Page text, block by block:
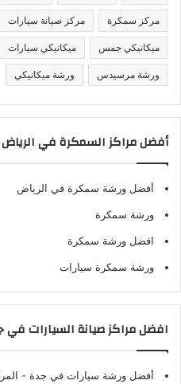
مركز سمكرة مركز صيانة سيارات
ميكانيكي جمس ميكانيكي سيارات
ورشة مرسيدس ورشة ميكانيكي
أفضل مراكز السمكرة في الرياض
أفضل ورشة سمكرة في الرياض
ورشة سمكرة
افضل ورشة سمكرة
ورشة سمكرة سيارات
افضل مراكز صيانة السيارات في
أفضل ورشة سيارات في جدة -